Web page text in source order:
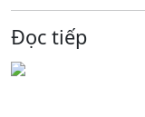
Đọc tiếp